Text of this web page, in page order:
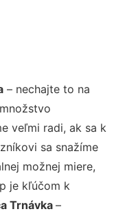
– nechajte to na
veľmi radi, ak sa k
sa snažíme
možnej miere,
je kľúčom k
Trnávka –